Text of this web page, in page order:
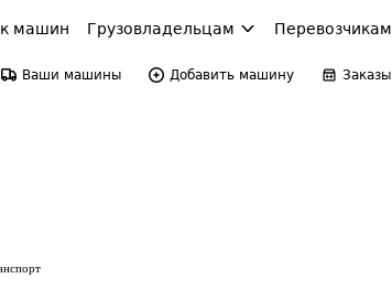
машин Грузовладельцам Перевозчикам
Ваши машины Добавить машину Заказы